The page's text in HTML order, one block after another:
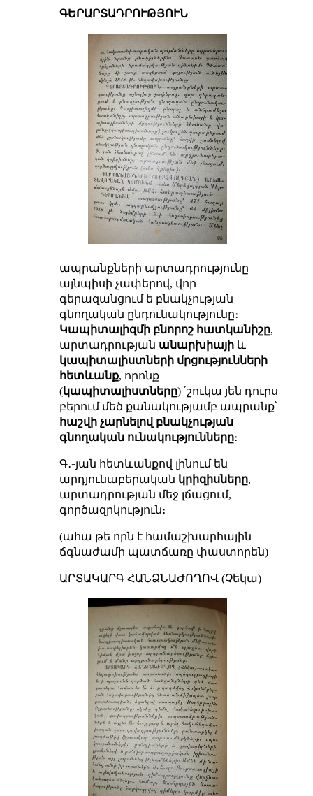
ԳԵՐԱՐՏԱԴՐՈՒԹՅՈՒՆ
ապրանքների արտադրությունը
այնպիսի չափերով, վոր
գերազանցում ե բնակչության
գնողական ընդունակությունը։
Կապիտալիզմի բնորոշ հատկանիշը,
արտադրության անարխիայիև
կապիտալիստների մրցությունների
հետևանք, որոնք
(կապիտալիստները) ՛շուկա յեն դուրս
բերում մեծ քանակությամբ ապրանք՝
հաշվի չարնելով բնակչության
գնողական ունակությունները։
Գ․֊յան հետևանքով լինում են
արդյունաբերական կրիզիսները,
արտադրության մեջ լճացում,
գործազրկություն։
(ահա թե որն է համաշխարհային
ճգնաժամի պատճառը փաստորեն)
ԱՐՏԱԿԱՐԳ ՀԱՆՁՆԱԺՈՂՈՎ (Չեկա)